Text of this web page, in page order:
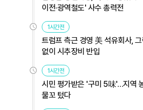
이전·광역철도' 사수 총력전
1시간전
트럼프 측근 경영 美 석유회사,
없이 시추장비 반입
1시간전
시민 평가받은 '구미 5味'…지역
물꼬 텄다